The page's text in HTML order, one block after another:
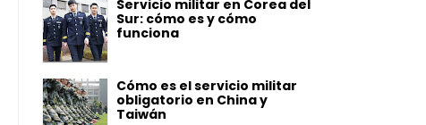
Servicio militar en Corea del
Sur: cómo es y cómo
funciona
Cómo es el servicio militar
obligatorio en China y
Taiwán